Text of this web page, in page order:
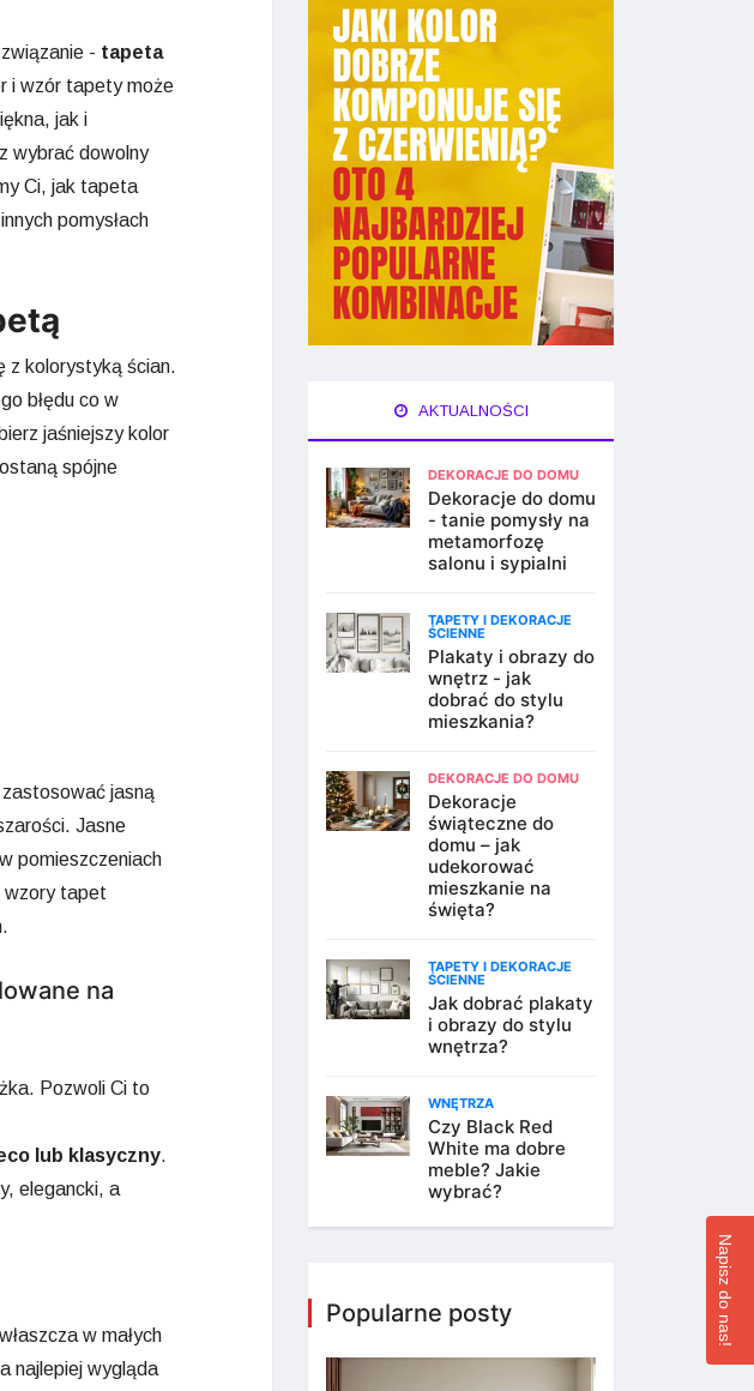
- tapeta
i wzór tapety może
jak i
wybrać dowolny
Ci, jak tapeta
pomysłach
z kolorystyką ścian.
błędu co w
jaśniejszy kolor
spójne
zastosować jasną
Jasne
pomieszczeniach
wzory tapet
na
Pozwoli Ci to
lub klasyczny.
elegancki, a
w małych
najlepiej wygląda
AKTUALNOŚCI
DEKORACJE DO DOMU
Dekoracje do domu
- tanie pomysły na
metamorfozę
salonu i sypialni
TAPETY I DEKORACJE
ŚCIENNE
Plakaty i obrazy do
wnętrz - jak
dobrać do stylu
mieszkania?
DEKORACJE DO DOMU
Dekoracje
świąteczne do
domu – jak
udekorować
mieszkanie na
święta?
TAPETY I DEKORACJE
ŚCIENNE
Jak dobrać plakaty
i obrazy do stylu
wnętrza?
WNĘTRZA
Czy Black Red
White ma dobre
meble? Jakie
wybrać?
Popularne posty Napisz do nas!